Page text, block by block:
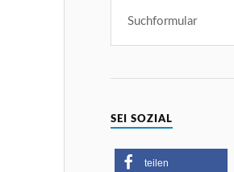
SEI SOZIAL
teilen